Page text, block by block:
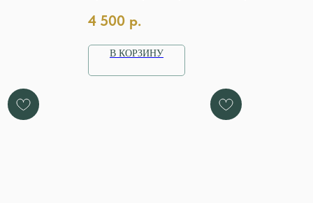
ветке — несколько бутонов.
4 500 р.
В КОРЗИНУ